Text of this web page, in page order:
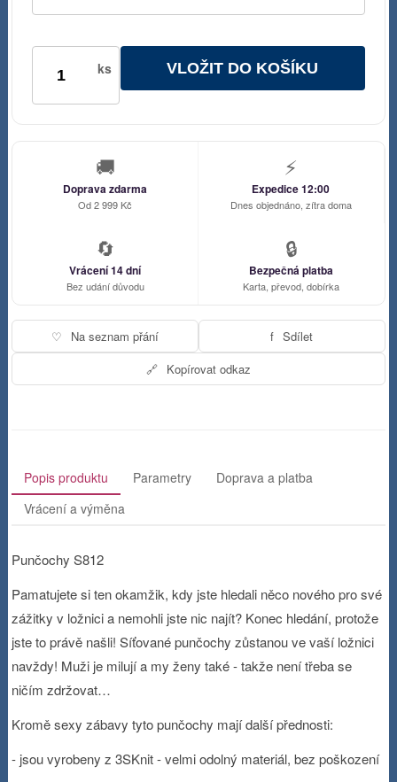
ks VLOŽIT DO KOŠÍKU
🚚
Doprava zdarma
Od 2 999 Kč
⚡
Expedice 12:00
Dnes objednáno, zítra doma
🔄
Vrácení 14 dní
Bez udání důvodu
🔒
Bezpečná platba
Karta, převod, dobírka
♡ Na seznam přání f Sdílet
🔗 Kopírovat odkaz
Popis produktu Parametry
Doprava a platba
Vrácení a výměna
Punčochy S812
Pamatujete si ten okamžik, kdy jste hledali něco nového pro své
zážitky v ložnici a nemohli jste nic najít? Konec hledání, protože
jste to právě našli! Síťované punčochy zůstanou ve vaší ložnici
navždy! Muži je milují a my ženy také - takže není třeba se
ničím zdržovat…
Kromě sexy zábavy tyto punčochy mají další přednosti:
- jsou vyrobeny z 3SKnit - velmi odolný materiál, bez poškození